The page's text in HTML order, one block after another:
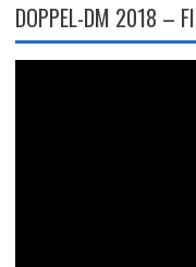
DOPPEL-DM 2018 –